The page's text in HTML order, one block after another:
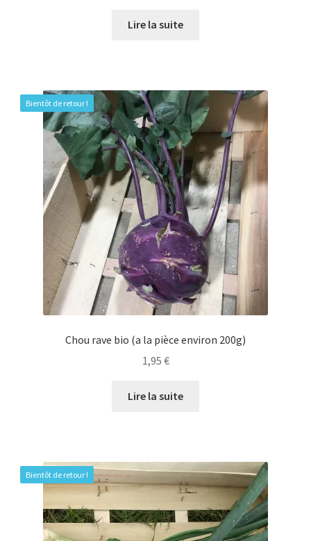
Lire la suite
Bientôt de retour !
Chou rave bio (a la pièce environ 200g)
1,95 €
Lire la suite
Bientôt de retour !